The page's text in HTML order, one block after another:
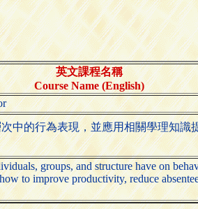
英文課程名稱
Course Name (English)
中的行為表現，並應用相關學理知
groups, and structure have on
to improve productivity, reduce